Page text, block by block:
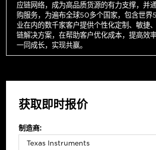
应链网络，成为高品质货源的有力支撑，并
购服务，为遍布全球50多个国家，包含世
业在内的数千家客户提供个性化定制、敏捷
链解决方案，在帮助客户优化成本，提高效
一同成长，实现共赢。
获取即时报价
制造商: